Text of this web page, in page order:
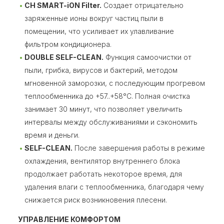
CH SMART-iON Filter. Создает отрицательно
заряженные ионы вокруг частиц пыли в
помещении, что усиливает их улавливание
фильтром кондиционера.
DOUBLE SELF-CLEAN. Функция самоочистки от
пыли, грибка, вирусов и бактерий, методом
мгновенной заморозки, с последующим прогревом
теплообменника до +57..+58°C. Полная очистка
занимает 30 минут, что позволяет увеличить
интервалы между обслуживаниями и сэкономить
время и деньги.
SELF-CLEAN. После завершения работы в режиме
охлаждения, вентилятор внутреннего блока
продолжает работать некоторое время, для
удаления влаги с теплообменника, благодаря чему
снижается риск возникновения плесени.
УПРАВЛЕНИЕ КОМФОРТОМ